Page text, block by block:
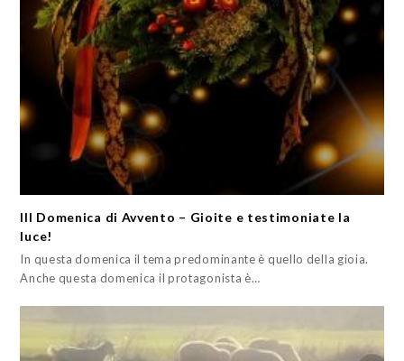
III Domenica di Avvento – Gioite e testimoniate la
luce!
In questa domenica il tema predominante è quello della gioia.
Anche questa domenica il protagonista è…